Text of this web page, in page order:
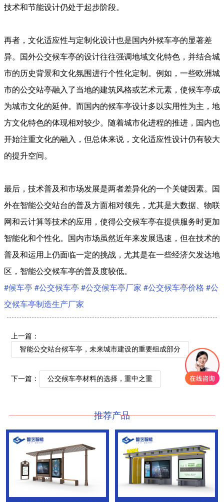
技术和节能设计仍处于起步阶段。
再者，文化适应性与定制化设计也是国内外候车亭的显著差
异。国外公交候车亭的设计往往强调地域文化特色，并结合城
市的历史背景和文化氛围进行个性化定制。例如，一些欧洲城
市的公交站亭融入了当地的建筑风格或艺术元素，使候车亭成
为城市文化的延伸。而国内的候车亭设计多以实用性为主，地
方文化特色的体现相对较少。随着城市化进程的推进，国内也
开始注重文化的融入，但总体来说，文化适应性设计仍有较大
的提升空间。
最后，技术普及和市场发展是两者差异化的一个关键因素。国
外在智能公交站台的普及方面相对领先，尤其是大数据、物联
网和云计算等技术的应用，使得公交候车亭在提供服务时更加
智能化和个性化。国内市场虽然近年来发展迅速，但在技术的
普及和运用上仍面临一定的挑战，尤其是在一些经济欠发达地
区，智能公交候车亭的普及度较低。
#候车亭 #公交候车亭 #公交候车亭厂家 #公交候车亭价格 #公
交候车亭制造生产厂家
上一篇：
智能公交站台候车亭，未来城市建设的重要组成部分
下一篇： 公交候车亭材料的选择，重中之重
推荐产品